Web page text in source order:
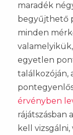
maradék
begyűjthető
minden
egyetlen
találkozóján,
érvényben
rájátszásban
kell